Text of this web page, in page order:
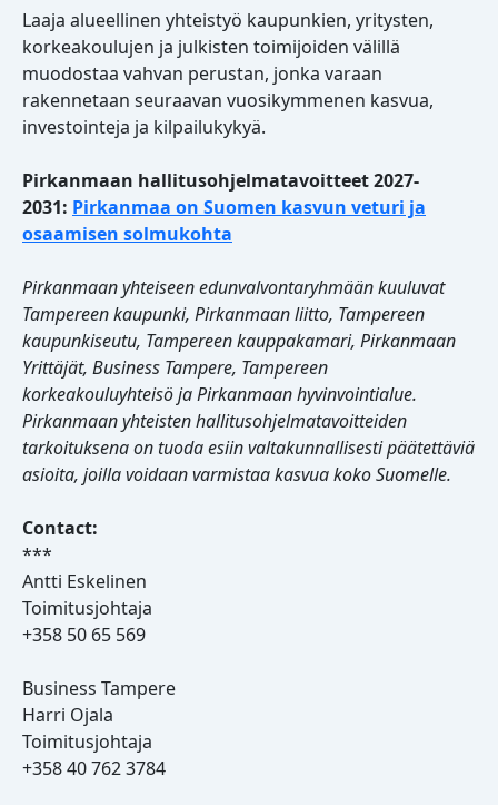
Laaja alueellinen yhteistyö kaupunkien, yritysten,
korkeakoulujen ja julkisten toimijoiden välillä
muodostaa vahvan perustan, jonka varaan
rakennetaan seuraavan vuosikymmenen kasvua,
investointeja ja kilpailukykyä.
Pirkanmaan hallitusohjelmatavoitteet 2027-
2031: Pirkanmaa on Suomen kasvun veturi ja
osaamisen solmukohta
Pirkanmaan yhteiseen edunvalvontaryhmään kuuluvat
Tampereen kaupunki, Pirkanmaan liitto, Tampereen
kaupunkiseutu, Tampereen kauppakamari, Pirkanmaan
Yrittäjät, Business Tampere, Tampereen
korkeakouluyhteisö ja Pirkanmaan hyvinvointialue.
Pirkanmaan yhteisten hallitusohjelmatavoitteiden
tarkoituksena on tuoda esiin valtakunnallisesti päätettäviä
asioita, joilla voidaan varmistaa kasvua koko Suomelle.
Contact:
***
Antti Eskelinen
Toimitusjohtaja
+358 50 65 569
Business Tampere
Harri Ojala
Toimitusjohtaja
+358 40 762 3784